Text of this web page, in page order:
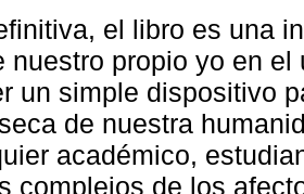
el libro es una
nuestro propio yo en
un simple dispositivo
de nuestra
académico,
complejos de los